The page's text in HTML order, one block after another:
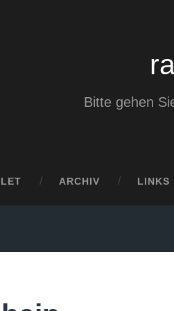
Bitte gehen
ARCHIV LINKS